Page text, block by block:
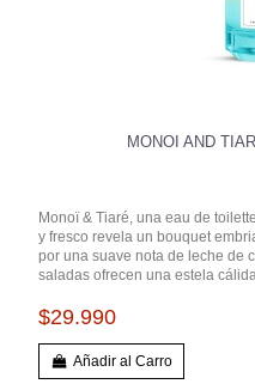
MONOI AND
Monoï & Tiaré, una eau de
y fresco revela un bouquet
por una suave nota de leche de
saladas ofrecen una estela
$29.990
Añadir al Carro